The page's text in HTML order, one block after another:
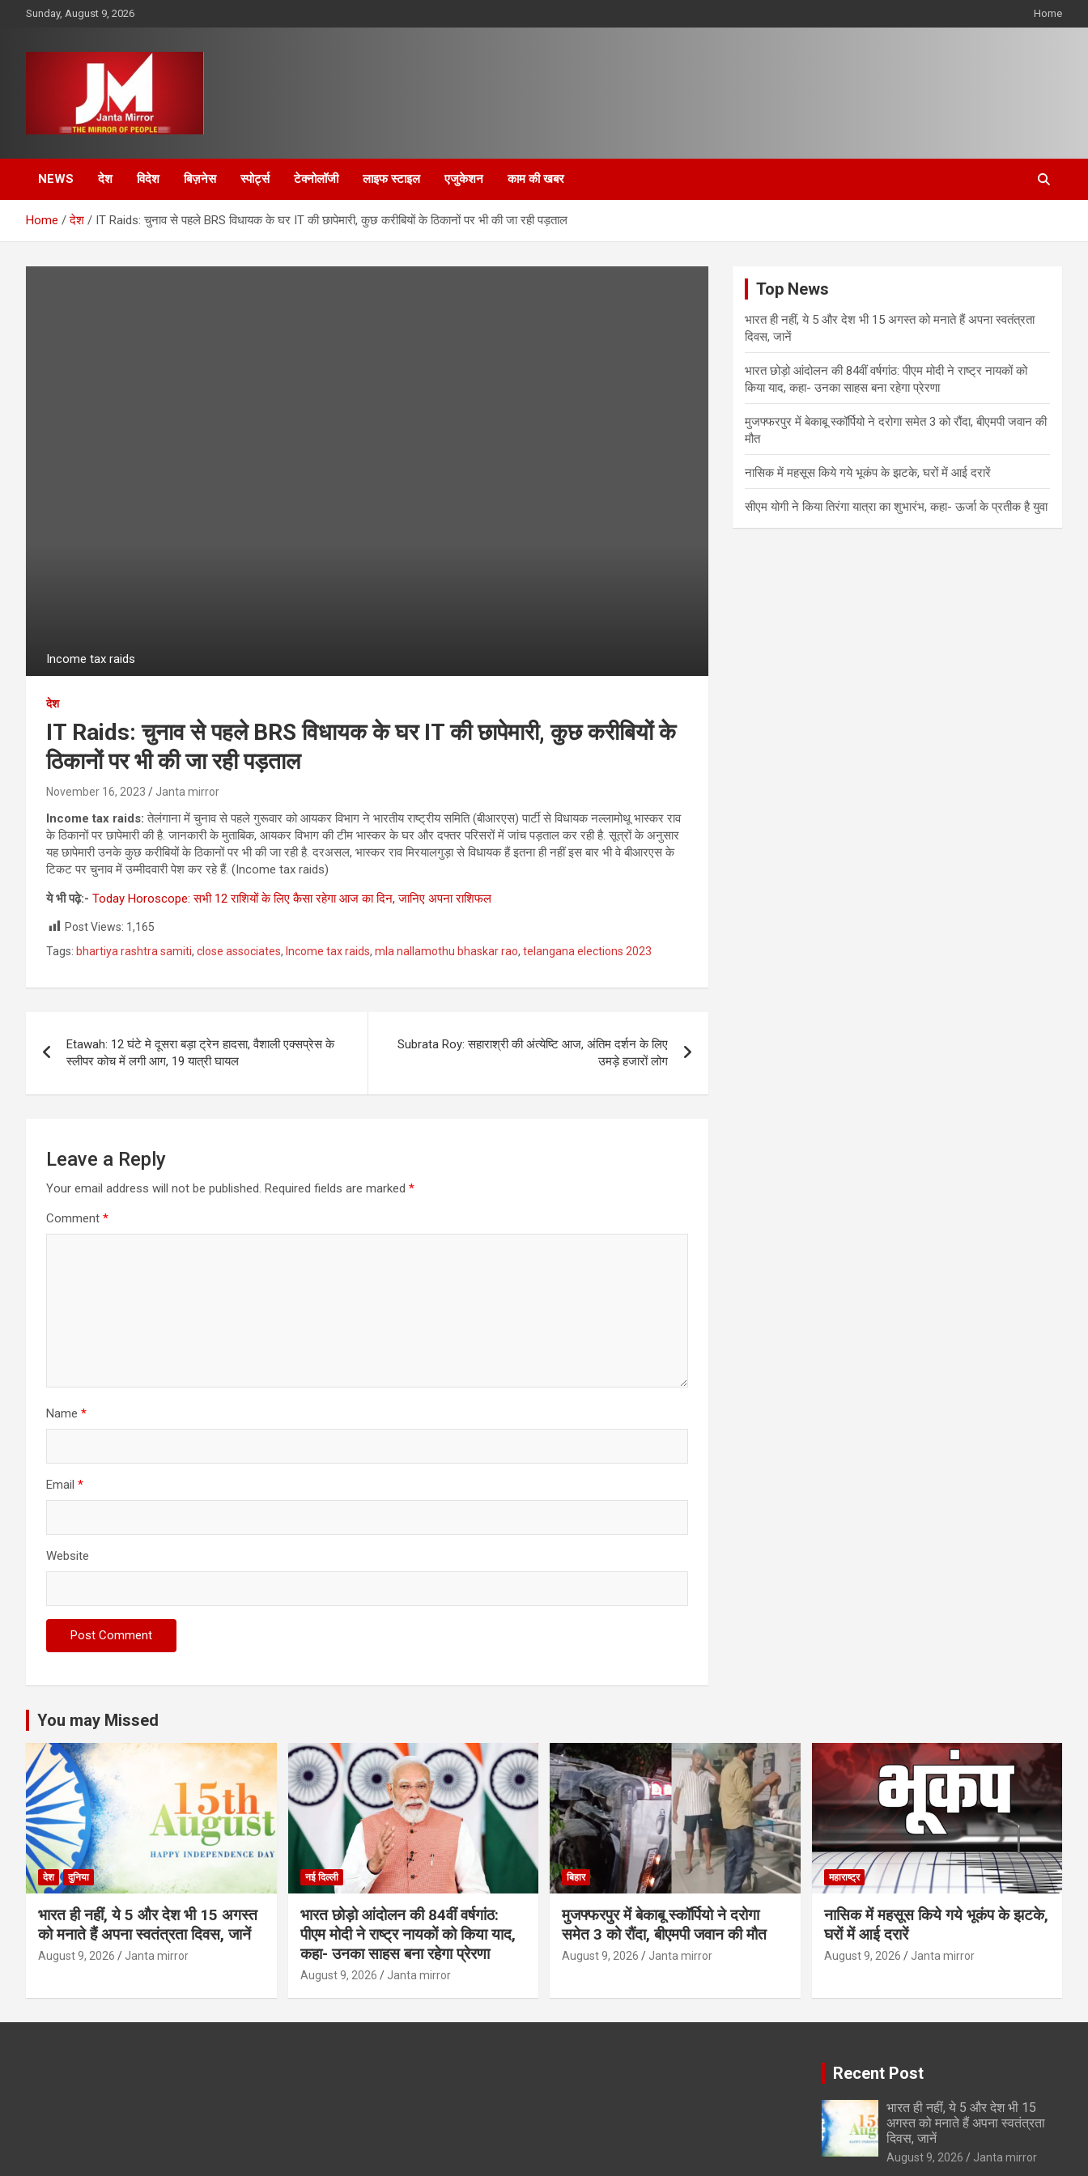
Sunday, August 9, 2026 Home
Janta Mirror
NEWS देश विदेश बिज़नेस स्पोर्ट्स टेक्नोलॉजी लाइफ स्टाइल एजुकेशन काम की खबर
Home देश IT Raids: चुनाव से पहले BRS विधायक के घर IT की छापेमारी, कुछ करीबियों के ठिकानों पर भी की जा रही पड़ताल
Income tax raids
देश
IT Raids: चुनाव से पहले BRS विधायक के घर IT की छापेमारी, कुछ करीबियों के
ठिकानों पर भी की जा रही पड़ताल
November 16, 2023 Janta mirror
Income tax raids: तेलंगाना में चुनाव से पहले गुरूवार को आयकर विभाग ने भारतीय राष्ट्रीय समिति (बीआरएस) पार्टी से विधायक नल्लामोथू भास्कर राव
के ठिकानों पर छापेमारी की है. जानकारी के मुताबिक, आयकर विभाग की टीम भास्‍कर के घर और दफ्तर परिसरों में जांच पड़ताल कर रही है. सूत्रों के अनुसार
यह छापेमारी उनके कुछ करीबियों के ठिकानों पर भी की जा रही है. दरअसल, भास्कर राव मिरयालगुड़ा से विधायक हैं इतना ही नहीं इस बार भी वे बीआरएस के
टिकट पर चुनाव में उम्मीदवारी पेश कर रहे हैं. (Income tax raids)
ये भी पढ़े:- Today Horoscope: सभी 12 राशियों के लिए कैसा रहेगा आज का दिन, जानिए अपना राशिफल
Post Views: 1,165
Tags: bhartiya rashtra samiti, close associates, Income tax raids, mla nallamothu bhaskar rao, telangana elections 2023
navigation
Etawah: 12 घंटे मे दूसरा बड़ा ट्रेन हादसा, वैशाली एक्सप्रेस के
स्लीपर कोच में लगी आग, 19 यात्री घायल
Subrata Roy: सहाराश्री की अंत्येष्टि आज, अंतिम दर्शन के लिए
उमड़े हजारों लोग
Leave a Reply
Your email address will not be published. Required fields are marked *
Comment *
Name *
Email *
Website
Top News
भारत ही नहीं, ये 5 और देश भी 15 अगस्त को मनाते हैं अपना स्वतंत्रता
दिवस, जानें
भारत छोड़ो आंदोलन की 84वीं वर्षगांठ: पीएम मोदी ने राष्ट्र नायकों को
किया याद, कहा- उनका साहस बना रहेगा प्रेरणा
मुजफ्फरपुर में बेकाबू स्कॉर्पियो ने दरोगा समेत 3 को रौंदा, बीएमपी जवान की
मौत
नासिक में महसूस किये गये भूकंप के झटके, घरों में आई दरारें
सीएम योगी ने किया तिरंगा यात्रा का शुभारंभ, कहा- ऊर्जा के प्रतीक है युवा
You may Missed
देश दुनिया
भारत ही नहीं, ये 5 और देश भी 15 अगस्त
को मनाते हैं अपना स्वतंत्रता दिवस, जानें
August 9, 2026 Janta mirror
नई दिल्ली
भारत छोड़ो आंदोलन की 84वीं वर्षगांठ:
पीएम मोदी ने राष्ट्र नायकों को किया याद,
कहा- उनका साहस बना रहेगा प्रेरणा
August 9, 2026 Janta mirror
बिहार
मुजफ्फरपुर में बेकाबू स्कॉर्पियो ने दरोगा
समेत 3 को रौंदा, बीएमपी जवान की मौत
August 9, 2026 Janta mirror
महाराष्ट्र
नासिक में महसूस किये गये भूकंप के झटके,
घरों में आई दरारें
August 9, 2026 Janta mirror
Recent Post
भारत ही नहीं, ये 5 और देश भी 15
अगस्त को मनाते हैं अपना स्वतंत्रता
दिवस, जानें
August 9, 2026 Janta mirror